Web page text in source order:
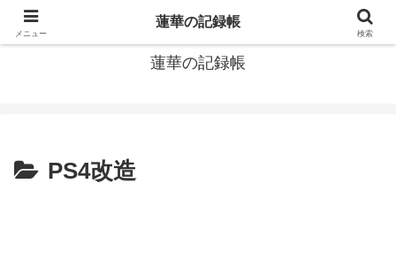
窓際社員の現役SEによるゲーム攻略、IT関連のメモです
蓮華の記録帳
PS4改造
メニュー
蓮華の記録帳
検索